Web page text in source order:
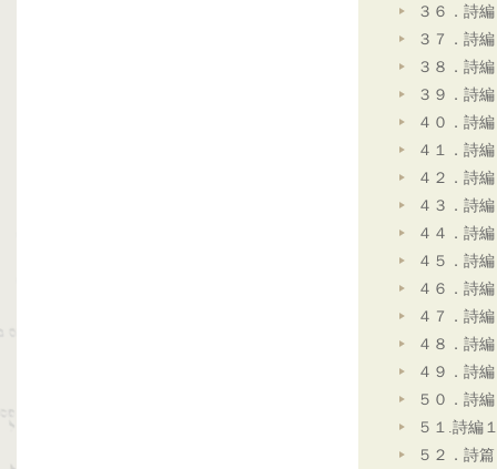
３６．詩
３７．詩
３８．詩
３９．詩
４０．詩
４１．詩
４２．詩
４３．詩
４４．詩
４５．詩
４６．詩
４７．詩
４８．詩
４９．詩
５０．詩
５１.詩編
５２．詩